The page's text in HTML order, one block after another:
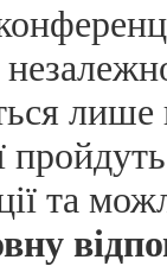
лише
та